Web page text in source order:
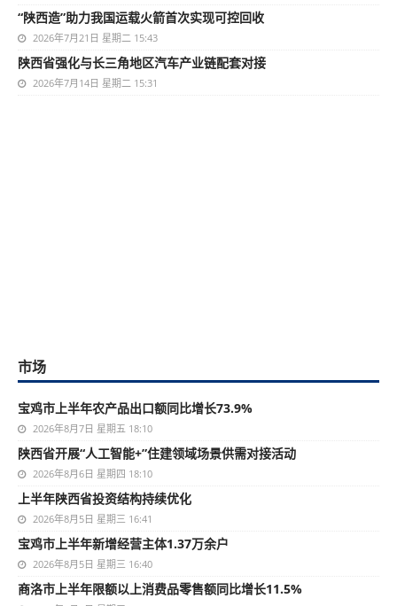
“陕西造”助力我国运载火箭首次实现可控回收
2026年7月21日 星期二 15:43
陕西省强化与长三角地区汽车产业链配套对接
2026年7月14日 星期二 15:31
市场
宝鸡市上半年农产品出口额同比增长73.9%
2026年8月7日 星期五 18:10
陕西省开展“人工智能+”住建领域场景供需对接活动
2026年8月6日 星期四 18:10
上半年陕西省投资结构持续优化
2026年8月5日 星期三 16:41
宝鸡市上半年新增经营主体1.37万余户
2026年8月5日 星期三 16:40
商洛市上半年限额以上消费品零售额同比增长11.5%